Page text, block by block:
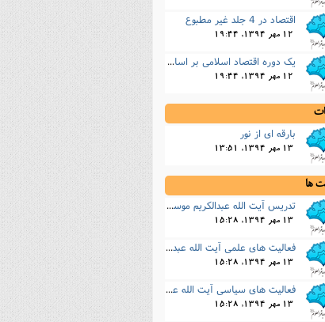
اقتصاد در 4 جلد غیر مطبوع
12 مهر 1394, 19:44
یک دوره اقتصاد اسلامى بر اساس کتاب و سنت (غیر مطبوع)
12 مهر 1394, 19:44
بارقه اى از نور
13 مهر 1394, 13:51
ها
تدریس آیت الله عبدالکریم موسوی اردبیلی
13 مهر 1394, 15:28
فعالیت های علمی آیت الله عبدالکریم موسوی اردبیلی
13 مهر 1394, 15:28
فعالیت های سیاسی آیت الله عبدالکریم موسوی اردبیلی
13 مهر 1394, 15:28